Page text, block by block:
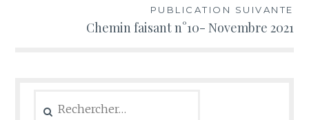
PUBLICATION SUIVANTE
Chemin faisant n°10- Novembre 2021